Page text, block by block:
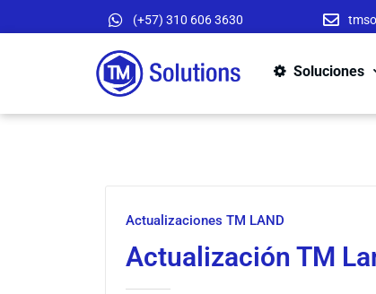
(+57) 310 606 3630
Soluciones
Actualizaciones TM LAND
Actualización TM